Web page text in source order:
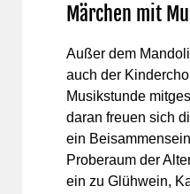
Märchen mit
Außer dem
auch der
Musikstunde
daran freuen sich
ein
Proberaum der
ein zu Glühwein,